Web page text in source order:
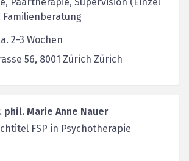
Paartherapie, Supervision (Einzel
Familienberatung
2-3 Wochen
56, 8001 Zürich Zürich
phil. Marie Anne Nauer
FSP in Psychotherapie